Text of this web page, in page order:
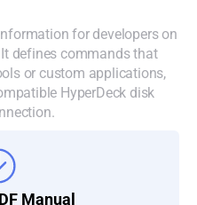
for developers on
defines commands that
or custom applications,
HyperDeck disk
Manual